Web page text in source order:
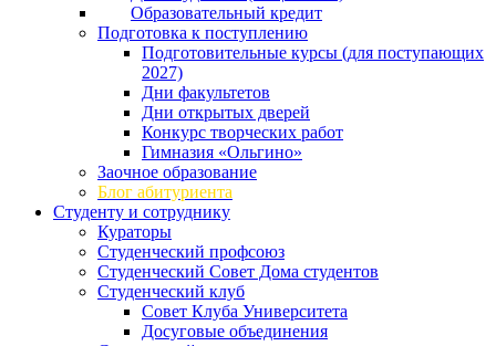
Образовательный кредит
Подготовка к поступлению
Подготовительные курсы (для поступающих
2027)
Дни факультетов
Дни открытых дверей
Конкурс творческих работ
Гимназия «Ольгино»
Заочное образование
Блог абитуриента
Студенту и сотруднику
Кураторы
Студенческий профсоюз
Студенческий Совет Дома студентов
Студенческий клуб
Совет Клуба Университета
Досуговые объединения